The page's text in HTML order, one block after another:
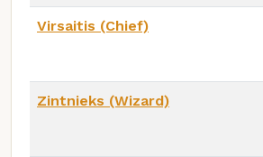
Virsaitis (Chief)
Zintnieks (Wizard)